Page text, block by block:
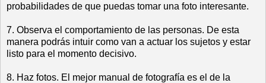
probabilidades de que puedas tomar una foto interesante.
7. Observa el comportamiento de las personas. De esta
manera podrás intuir como van a actuar los sujetos y estar
listo para el momento decisivo.
8. Haz fotos. El mejor manual de fotografía es el de la